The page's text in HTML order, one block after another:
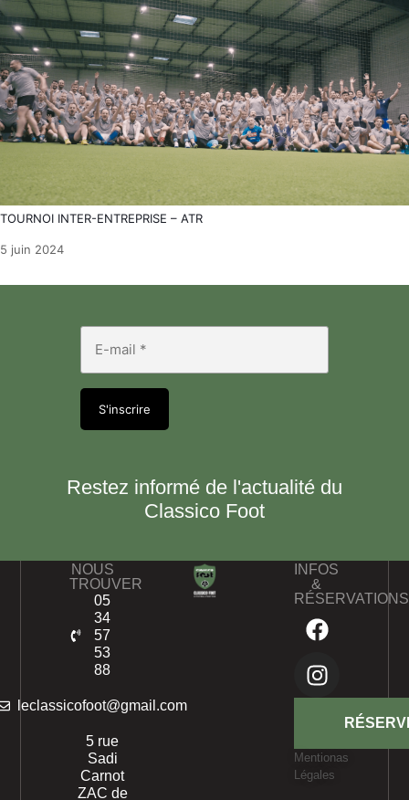
TOURNOI INTER-ENTREPRISE – ATR
5 juin 2024
Restez informé de l'actualité du
Classico Foot
E-
mail
*
*
NOUS
TROUVER
05
34
57
53
88
leclassicofoot@gmail.com
5 rue
Sadi
Carnot
ZAC de
INFOS
&
RÉSERVATIONS
Mentionas
Légales